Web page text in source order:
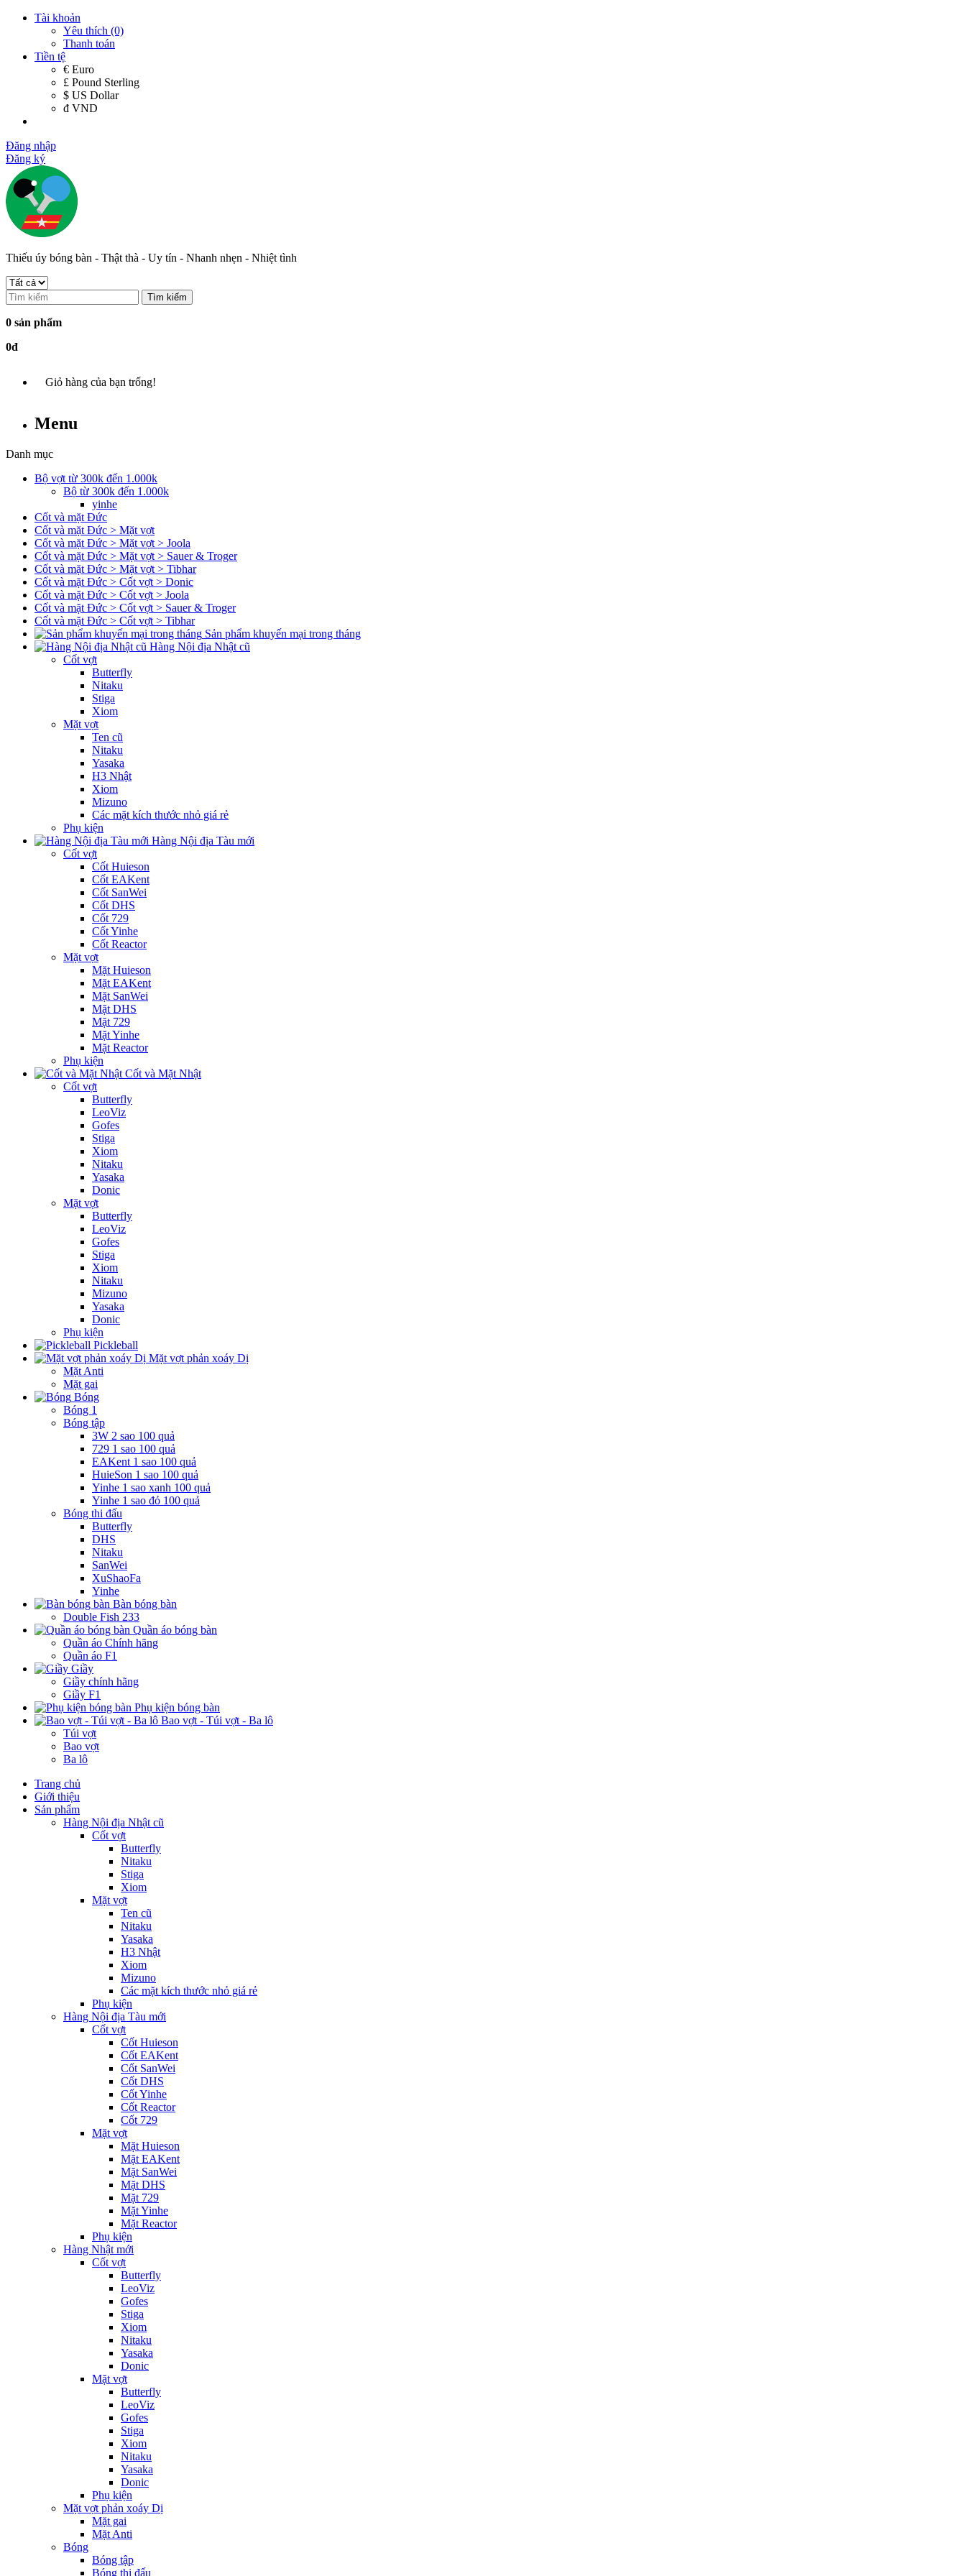
Tài khoản
Yêu thích (0)
Thanh toán
Tiền tệ
€ Euro
£ Pound Sterling
$ US Dollar
đ VND
Đăng nhập
Đăng ký
Thiếu úy bóng bàn - Thật thà - Uy tín - Nhanh nhẹn - Nhiệt tình
Tìm kiếm
0 sản phẩm
0đ
Giỏ hàng của bạn trống!
Menu
Danh mục
Bộ vợt từ 300k đến 1.000k
Bộ từ 300k đến 1.000k
yinhe
Cốt và mặt Đức
Cốt và mặt Đức > Mặt vợt
Cốt và mặt Đức > Mặt vợt > Joola
Cốt và mặt Đức > Mặt vợt > Sauer & Troger
Cốt và mặt Đức > Mặt vợt > Tibhar
Cốt và mặt Đức > Cốt vợt > Donic
Cốt và mặt Đức > Cốt vợt > Joola
Cốt và mặt Đức > Cốt vợt > Sauer & Troger
Cốt và mặt Đức > Cốt vợt > Tibhar
Sản phẩm khuyến mại trong tháng
Hàng Nội địa Nhật cũ
Cốt vợt
Butterfly
Nitaku
Stiga
Xiom
Mặt vợt
Ten cũ
Nitaku
Yasaka
H3 Nhật
Xiom
Mizuno
Các mặt kích thước nhỏ giá rẻ
Phụ kiện
Hàng Nội địa Tàu mới
Cốt vợt
Cốt Huieson
Cốt EAKent
Cốt SanWei
Cốt DHS
Cốt 729
Cốt Yinhe
Cốt Reactor
Mặt vợt
Mặt Huieson
Mặt EAKent
Mặt SanWei
Mặt DHS
Mặt 729
Mặt Yinhe
Mặt Reactor
Phụ kiện
Cốt và Mặt Nhật
Cốt vợt
Butterfly
LeoViz
Gofes
Stiga
Xiom
Nitaku
Yasaka
Donic
Mặt vợt
Butterfly
LeoViz
Gofes
Stiga
Xiom
Nitaku
Mizuno
Yasaka
Donic
Phụ kiện
Pickleball
Mặt vợt phản xoáy Dị
Mặt Anti
Mặt gai
Bóng
Bóng 1
Bóng tập
3W 2 sao 100 quả
729 1 sao 100 quả
EAKent 1 sao 100 quả
HuieSon 1 sao 100 quả
Yinhe 1 sao xanh 100 quả
Yinhe 1 sao đỏ 100 quả
Bóng thi đấu
Butterfly
DHS
Nitaku
SanWei
XuShaoFa
Yinhe
Bàn bóng bàn
Double Fish 233
Quần áo bóng bàn
Quần áo Chính hãng
Quần áo F1
Giầy
Giầy chính hãng
Giầy F1
Phụ kiện bóng bàn
Bao vợt - Túi vợt - Ba lô
Túi vợt
Bao vợt
Ba lô
Trang chủ
Giới thiệu
Sản phẩm
Hàng Nội địa Nhật cũ
Cốt vợt
Butterfly
Nitaku
Stiga
Xiom
Mặt vợt
Ten cũ
Nitaku
Yasaka
H3 Nhật
Xiom
Mizuno
Các mặt kích thước nhỏ giá rẻ
Phụ kiện
Hàng Nội địa Tàu mới
Cốt vợt
Cốt Huieson
Cốt EAKent
Cốt SanWei
Cốt DHS
Cốt Yinhe
Cốt Reactor
Cốt 729
Mặt vợt
Mặt Huieson
Mặt EAKent
Mặt SanWei
Mặt DHS
Mặt 729
Mặt Yinhe
Mặt Reactor
Phụ kiện
Hàng Nhật mới
Cốt vợt
Butterfly
LeoViz
Gofes
Stiga
Xiom
Nitaku
Yasaka
Donic
Mặt vợt
Butterfly
LeoViz
Gofes
Stiga
Xiom
Nitaku
Yasaka
Donic
Phụ kiện
Mặt vợt phản xoáy Dị
Mặt gai
Mặt Anti
Bóng
Bóng tập
Bóng thi đấu